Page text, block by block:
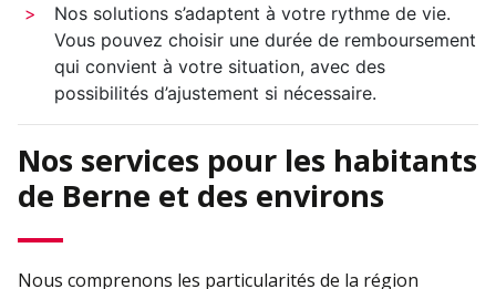
Nos solutions s’adaptent à votre rythme de vie.
Vous pouvez choisir une durée de remboursement
qui convient à votre situation, avec des
possibilités d’ajustement si nécessaire.
Nos services pour les habitants
de Berne et des environs
Nous comprenons les particularités de la région